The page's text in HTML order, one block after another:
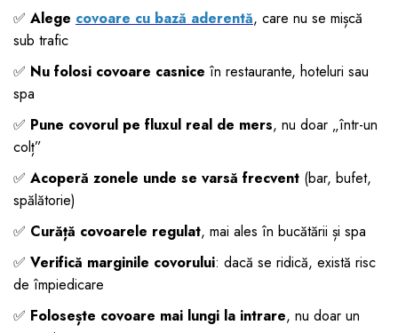
✅ Alege covoare cu bază aderentă, care nu se mișcă
sub trafic
✅ Nu folosi covoare casnice în restaurante, hoteluri sau
spa
✅ Pune covorul pe fluxul real de mers, nu doar „într-un
colț”
✅ Acoperă zonele unde se varsă frecvent (bar, bufet,
spălătorie)
✅ Curăță covoarele regulat, mai ales în bucătării și spa
✅ Verifică marginile covorului: dacă se ridică, există risc
de împiedicare
✅ Folosește covoare mai lungi la intrare, nu doar un